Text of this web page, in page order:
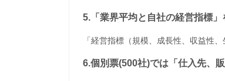
5.「業界平均と自社の経営指標」
「経営指標（規模、成長性、収益性
6.個別票(500社)では「仕入先、